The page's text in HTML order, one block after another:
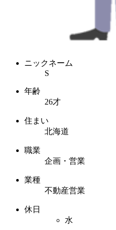
ニックネーム
S
年齢
26才
住まい
北海道
職業
企画・営業
業種
不動産営業
休日
水